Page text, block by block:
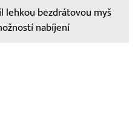
lehkou bezdrátovou myš
nabíjení